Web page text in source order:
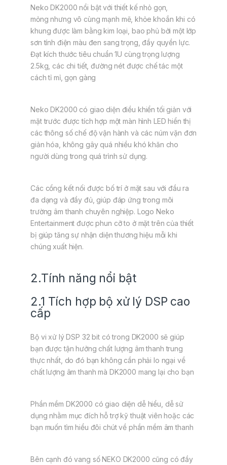
Neko DK2000 nổi bật với thiết kế nhỏ gọn,
mỏng nhưng vô cùng mạnh mẽ, khỏe khoắn khi có
khung được làm bằng kim loại, bao phủ bởi một lớp
sơn tính điện màu đen sang trọng, đầy quyền lực.
Đạt kích thước tiêu chuẩn 1U cùng trọng lượng
2.5kg, các chi tiết, đường nét được chế tác một
cách tỉ mỉ, gọn gàng
Neko DK2000 có giao diện điều khiển tối giản với
mặt trước được tích hợp một màn hình LED hiển thị
các thông số chế độ vận hành và các núm vặn đơn
giản hóa, không gây quá nhiều khó khăn cho
người dùng trong quá trình sử dụng.
Các cổng kết nối được bố trí ở mặt sau với đầu ra
đa dạng và đầy đủ, giúp đáp ứng trong môi
trường âm thanh chuyên nghiệp. Logo Neko
Entertainment được phun cỡ to ở mặt trên của thiết
bị giúp tăng sự nhận diện thương hiệu mỗi khi
chúng xuất hiện.
2.Tính năng nổi bật
2.1 Tích hợp bộ xử lý DSP cao
cấp
Bộ vi xử lý DSP 32 bit có trong DK2000 sẽ giúp
bạn được tận hưởng chất lượng âm thanh trung
thực nhất, do đó bạn không cần phải lo ngại về
chất lượng âm thanh mà DK2000 mang lại cho bạn
Phần mềm DK2000 có giao diện dễ hiểu, dễ sử
dụng nhằm mục đích hỗ trợ kỹ thuật viên hoặc các
bạn muốn tìm hiểu đôi chút về phần mềm âm thanh
Bên cạnh đó vang số NEKO DK2000 cũng có đầy